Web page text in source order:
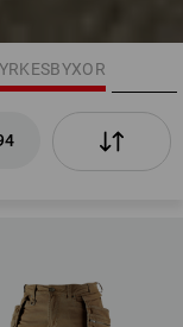
YRKESBYXOR